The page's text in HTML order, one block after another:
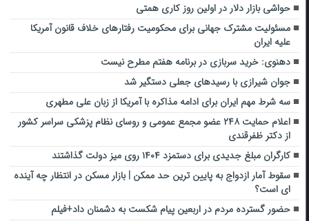
حواشی بازار دلار در اولین روز کاری همتی
مسئولیت مشترک جهانی برای محکومیت رفتارهای خلاف قانون آمریکا
علیه ایران
دهنوی: خرید سربازی در برنامه هفتم مطرح نیست
جوان شیرازی با رسیدهای جعلی دستگیر شد
سه شرط مهم ایران برای ادامه مذاکره با آمریکا از زبان علی مطهری
اعلام حمایت ۲۴۸ عضو مجمع عمومی و روسای نظام پزشکی سراسر کشور
از دکتر ظفرقندی
کارگران مبلغ جدیدی برای دستمزد ۱۴۰۴ روی میز دولت گذاشتند
سقوط آمار ازدواج به پایین‌ ترین حد ممکن | بازار مسکن در انتظار چه آینده‌
ای است؟
حضور گسترده مردم در اربعین پیام شکست به دشمنان داد+فیلم